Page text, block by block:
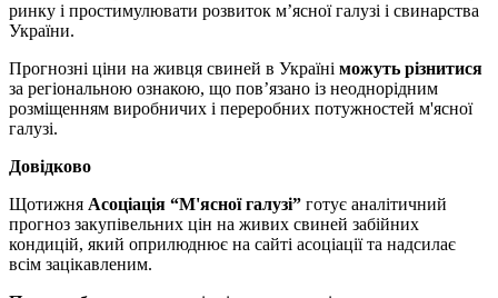
ринку і простимулювати розвиток мʼясної галузі і свинарства
України.
Прогнозні ціни на живця свиней в Україні можуть різнитися
за регіональною ознакою, що пов’язано із неоднорідним
розміщенням виробничих і переробних потужностей м'ясної
галузі.
Довідково
Щотижня Асоціація “М'ясної галузі” готує аналітичний
прогноз закупівельних цін на живих свиней забійних
кондицій, який оприлюднює на сайті асоціації та надсилає
всім зацікавленим.